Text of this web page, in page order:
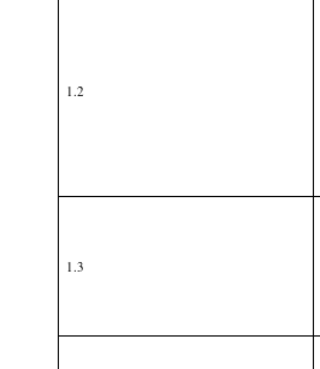
1.2
1.3